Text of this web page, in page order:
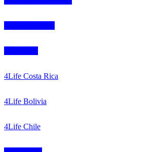
4Life Costa Rica
4Life Bolivia
4Life Chile